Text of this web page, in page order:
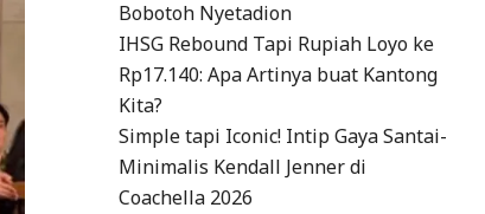
Bobotoh Nyetadion
IHSG Rebound Tapi Rupiah Loyo ke
Rp17.140: Apa Artinya buat Kantong
Kita?
Simple tapi Iconic! Intip Gaya Santai-
Minimalis Kendall Jenner di
Coachella 2026